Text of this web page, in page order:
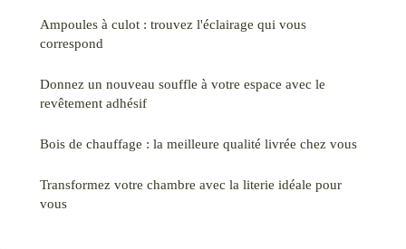
Ampoules à culot : trouvez l'éclairage qui vous
correspond
Donnez un nouveau souffle à votre espace avec le
revêtement adhésif
Bois de chauffage : la meilleure qualité livrée chez vous
Transformez votre chambre avec la literie idéale pour
vous